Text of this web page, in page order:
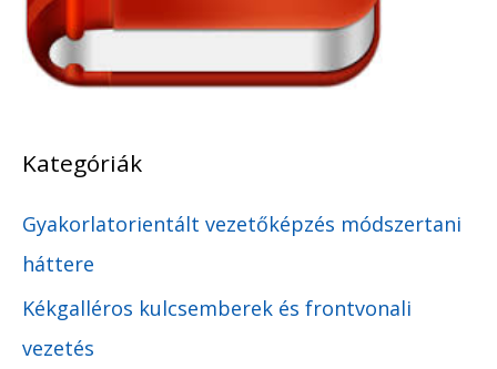
Kategóriák
Gyakorlatorientált vezetőképzés módszertani
háttere
Kékgalléros kulcsemberek és frontvonali
vezetés